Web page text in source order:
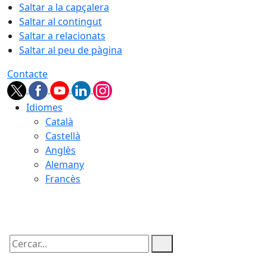
Saltar a la capçalera
Saltar al contingut
Saltar a relacionats
Saltar al peu de pàgina
Contacte
Idiomes
Català
Castellà
Anglès
Alemany
Francès
Cercar: